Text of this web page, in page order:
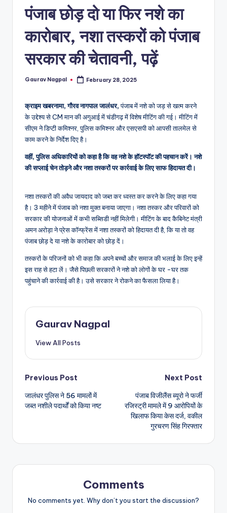
m
a
पंजाब छोड़ दो या फिर नशे का
कारोबार, नशा तस्करों को पंजाब
सरकार की चेतावनी, पढ़ें
Posted
Gaurav Nagpal February 28, 2025
क्राइम खबरनामा, गौरव नागपाल जालंधर,पंजाब में नशे को जड़ से खत्म करने
के उद्देश्य से CM मान की अगुआई में चंडीगढ़ में विशेष मीटिंग की गई। मीटिंग में
सीएम ने डिप्टी कमिश्नर, पुलिस कमिश्नर और एसएसपी को आपसी तालमेल से
काम करने के निर्देश दिए है।
वहीं, पुलिस अधिकारियों को कहा है कि वह नशे के हॉटस्पॉट की पहचान करें। नशे
की सप्लाई चेन तोड़ने और नशा तस्करों पर कार्रवाई के लिए साफ हिदायत दी।
नशा तस्करों की अवैध जायदाद को जब्त कर ध्वस्त कर करने के लिए कहा गया
है। 3 महीने में पंजाब को नशा मुक्त बनाया जाएगा। नशा तस्कर और परिवारों को
सरकार की योजनाओं में कभी सब्सिडी नहीं मिलेगी। मीटिंग के बाद कैबिनेट मंत्री
अमन अरोड़ा ने प्रेस कॉन्फ्रेंस में नशा तस्करों को हिदायत दी है, कि या तो वह
पंजाब छोड़ दे या नशे के कारोबार को छोड़ दें।
तस्करों के परिजनों को भी कहा कि अपने बच्चों और समाज की भलाई के लिए इन्हें
इस राह से हटा लें। जैसे पिछली सरकारों ने नशे को लोगों के घर -घर तक
पहुंचाने की कार्रवाई की है। उसे सरकार ने रोकने का फैसला लिया है।
Gaurav Nagpal
View All Posts
Post
navigation
Previous Post
जालंधर पुलिस ने 56 मामलों में
जब्त नशीले पदार्थों को किया नष्ट
Next Post
पंजाब विजीलैंस ब्यूरो ने फर्जी
रजिस्ट्री मामले में 9 आरोपियों के
खिलाफ किया केस दर्ज, वकील
गुरचरण सिंह गिरफ्तार
Comments
No comments yet. Why don’t you start the discussion?